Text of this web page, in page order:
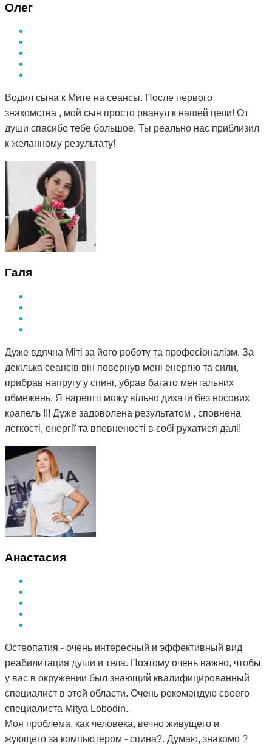
Олег
Водил сына к Мите на сеансы. После первого
знакомства , мой сын просто рванул к нашей цели! От
души спасибо тебе большое. Ты реально нас приблизил
к желанному результату!
Галя
Дуже вдячна Міті за його роботу та професіоналізм. За
декілька сеансів він повернув мені енергію та сили,
прибрав напругу у спині, убрав багато ментальних
обмежень. Я нарешті можу вільно дихати без носових
крапель !!! Дуже задоволена результатом , сповнена
легкості, енергії та впевненості в собі рухатися далі!
Анастасия
Остеопатия - очень интересный и эффективный вид
реабилитация души и тела. Поэтому очень важно, чтобы
у вас в окружении был знающий квалифицированный
специалист в этой области. Очень рекомендую своего
специалиста Mitya Lobodin.
Моя проблема, как человека, вечно живущего и
жующего за компьютером - спина?. Думаю, знакомо ?